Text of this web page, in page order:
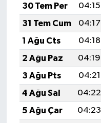
30 Tem Per
04:15
31 Tem Cum
04:17
1 Ağu Cts
04:18
2 Ağu Paz
04:19
3 Ağu Pts
04:21
4 Ağu Sal
04:22
5 Ağu Çar
04:23